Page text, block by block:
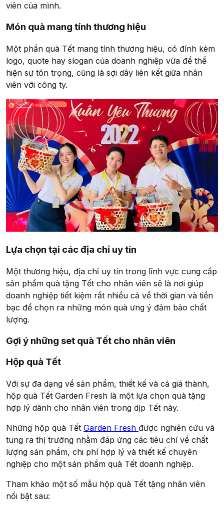
viên của mình.
Món quà mang tính thương hiệu
Một phần quà Tết mang tính thương hiệu, có đính kèm
logo, quote hay slogan của doanh nghiệp vừa để thể
hiện sự tôn trọng, cũng là sợi dây liên kết giữa nhân
viên với công ty.
Lựa chọn tại các địa chỉ uy tín
Một thương hiệu, địa chỉ uy tín trong lĩnh vực cung cấp
sản phẩm quà tặng Tết cho nhân viên sẽ là nơi giúp
doanh nghiệp tiết kiệm rất nhiều cả về thời gian và tiền
bạc để chọn ra những món quà ưng ý đảm bảo chất
lượng.
Gợi ý những set quà Tết cho nhân viên
Hộp quà Tết
Với sự đa dạng về sản phẩm, thiết kế và cả giá thành,
hộp quà Tết Garden Fresh là một lựa chọn quà tặng
hợp lý dành cho nhân viên trong dịp Tết này.
Những hộp quà Tết Garden Fresh được nghiên cứu và
tung ra thị trường nhằm đáp ứng các tiêu chí về chất
lượng sản phẩm, chi phí hợp lý và thiết kế chuyên
nghiệp cho một sản phẩm quà Tết doanh nghiệp.
Tham khảo một số mẫu hộp quà Tết tặng nhân viên
nổi bật sau: